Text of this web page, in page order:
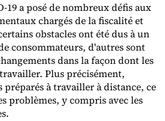
19 a posé de nombreux défis aux
chargés de la fiscalité et
obstacles ont été dus à un
consommateurs, d'autres sont
dans la façon dont les
Plus précisément,
préparés à travailler à distance, ce
problèmes, y compris avec les